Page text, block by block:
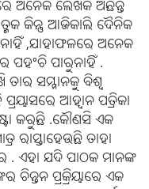
ଅନେକ ଲେଖକ ଅଛନ୍ତି
କିନ୍ତୁ ଆଜିକାଲି ଦୈନିକ
,ଯାହାଫଳରେ ଅନେକ
ପହଂଚି ପାରୁନାହିଁ .
ସମ୍ମାନକୁ ବିଶ୍ୱ
ଆହ୍ୱାନ ପତ୍ରିକା
କରୁଛି .କୌଣସି ଏକ
ରାସ୍ତାହେଉଛି ତାହା
. ଏହା ଯଦି ପାଠକ ମାନଙ୍କ
ଚିନ୍ତନ ପ୍ରକ୍ରିୟାରେ ଏକ